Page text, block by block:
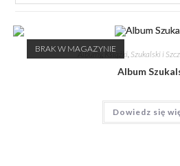
BRAK W MAGAZYNIE
Albumy , Książki, Szukalski i
Album
Dowiedz się